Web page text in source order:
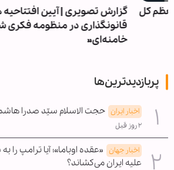
گزارش تصویری | آیین افتتاحیه همایش
قانونگذاری در منظومه فکری شهید
خامنه‌ای»
پربازدیدترین‌ها
اخبار ایران حجت الاسلام سیّد صدرا
۲ روز قبل
اخبار جهان «عقده اوباما»؛ آیا ترامپ
علیه ایران می‌کشاند؟